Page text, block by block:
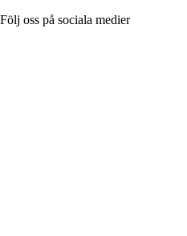
Följ oss på sociala medier